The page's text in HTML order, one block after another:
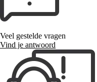
Veel gestelde vragen
Vind je antwoord